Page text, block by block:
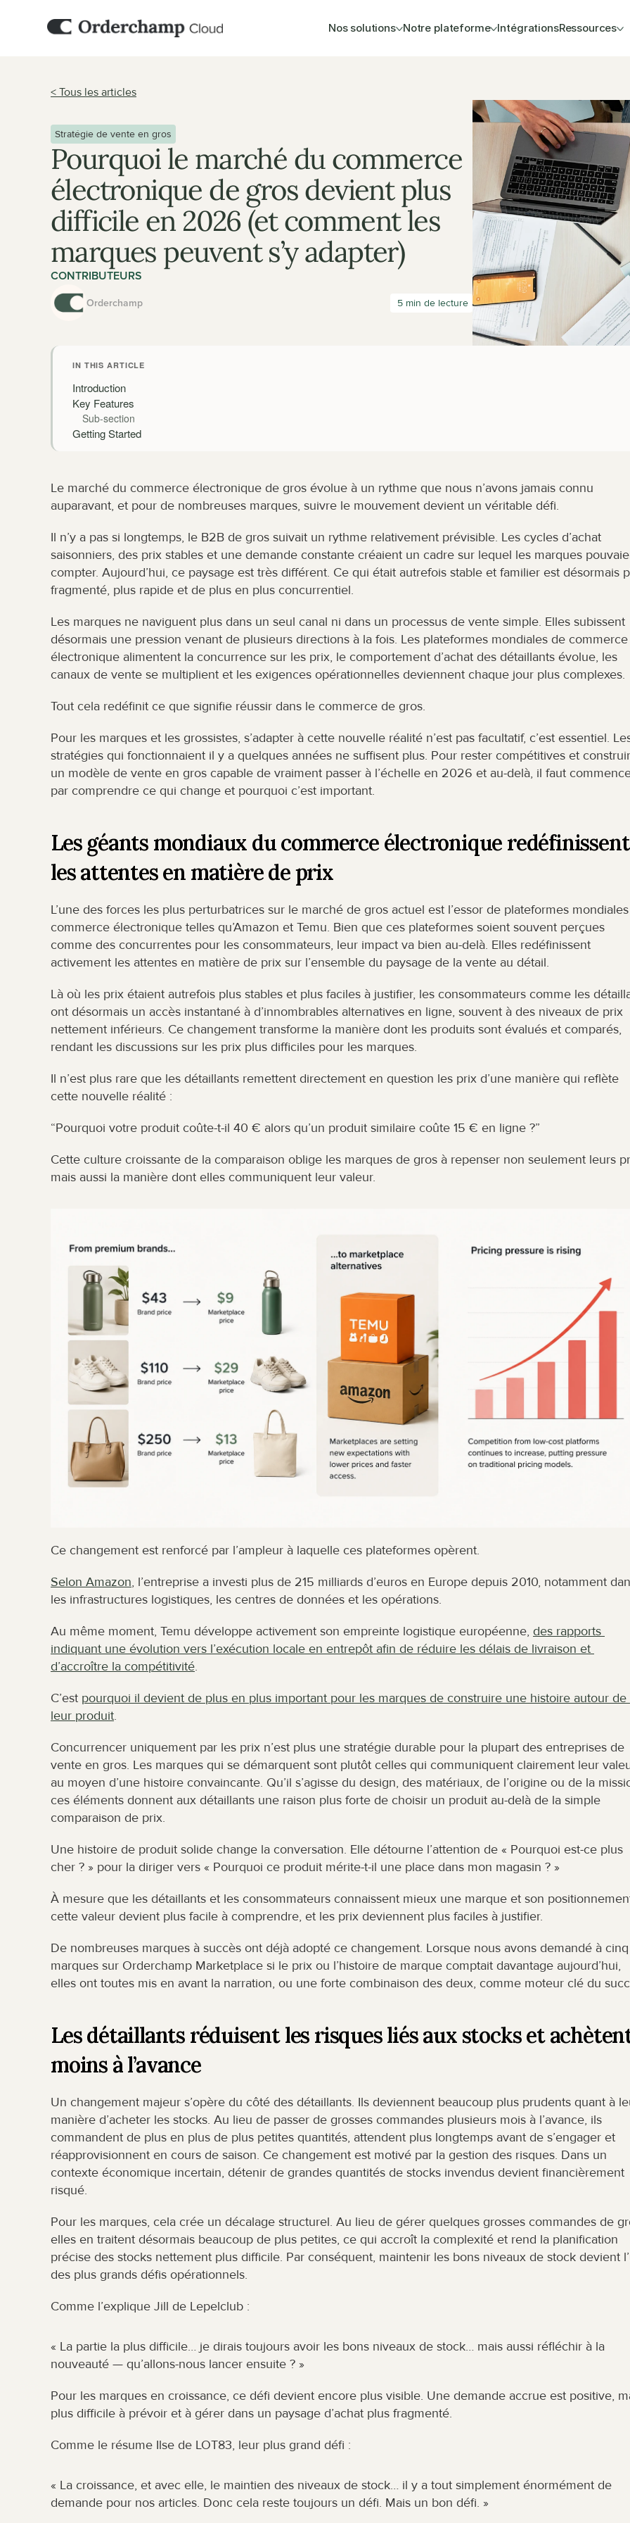
Nos solutions Notre plateforme IntégrationsRessources
< Tous les articles
Stratégie de vente en gros
Pourquoi le marché du commerce
électronique de gros devient plus
difficile en 2026 (et comment les
marques peuvent s’y adapter)
CONTRIBUTEURS
Orderchamp 5 min de lecture
IN THIS ARTICLE
Introduction
Key Features
Sub-section
Getting Started
Le marché du commerce électronique de gros évolue à un rythme que nous n’avons jamais connu
auparavant, et pour de nombreuses marques, suivre le mouvement devient un véritable défi.
Il n’y a pas si longtemps, le B2B de gros suivait un rythme relativement prévisible. Les cycles d’achat
saisonniers, des prix stables et une demande constante créaient un cadre sur lequel les marques
compter. Aujourd’hui, ce paysage est très différent. Ce qui était autrefois stable et familier est désormais
fragmenté, plus rapide et de plus en plus concurrentiel.
Les marques ne naviguent plus dans un seul canal ni dans un processus de vente simple. Elles subissent
désormais une pression venant de plusieurs directions à la fois. Les plateformes mondiales de commerce
électronique alimentent la concurrence sur les prix, le comportement d’achat des détaillants évolue, les
canaux de vente se multiplient et les exigences opérationnelles deviennent chaque jour plus complexes.
Tout cela redéfinit ce que signifie réussir dans le commerce de gros.
Pour les marques et les grossistes, s’adapter à cette nouvelle réalité n’est pas facultatif, c’est essentiel.
stratégies qui fonctionnaient il y a quelques années ne suffisent plus. Pour rester compétitives et
un modèle de vente en gros capable de vraiment passer à l’échelle en 2026 et au-delà, il faut
par comprendre ce qui change et pourquoi c’est important.
Les géants mondiaux du commerce électronique redéfinissent
les attentes en matière de prix
L’une des forces les plus perturbatrices sur le marché de gros actuel est l’essor de plateformes
commerce électronique telles qu’Amazon et Temu. Bien que ces plateformes soient souvent perçues
comme des concurrentes pour les consommateurs, leur impact va bien au-delà. Elles redéfinissent
activement les attentes en matière de prix sur l’ensemble du paysage de la vente au détail.
Là où les prix étaient autrefois plus stables et plus faciles à justifier, les consommateurs comme les
ont désormais un accès instantané à d’innombrables alternatives en ligne, souvent à des niveaux de prix
nettement inférieurs. Ce changement transforme la manière dont les produits sont évalués et comparés,
rendant les discussions sur les prix plus difficiles pour les marques.
Il n’est plus rare que les détaillants remettent directement en question les prix d’une manière qui reflète
cette nouvelle réalité :
“Pourquoi votre produit coûte-t-il 40 € alors qu’un produit similaire coûte 15 € en ligne ?”
Cette culture croissante de la comparaison oblige les marques de gros à repenser non seulement leurs
mais aussi la manière dont elles communiquent leur valeur.
Ce changement est renforcé par l’ampleur à laquelle ces plateformes opèrent.
Selon Amazon, l’entreprise a investi plus de 215 milliards d’euros en Europe depuis 2010, notamment
les infrastructures logistiques, les centres de données et les opérations.
Au même moment, Temu développe activement son empreinte logistique européenne, des rapports
indiquant une évolution vers l’exécution locale en entrepôt afin de réduire les délais de livraison et
d’accroître la compétitivité.
C’est pourquoi il devient de plus en plus important pour les marques de construire une histoire autour de
leur produit.
Concurrencer uniquement par les prix n’est plus une stratégie durable pour la plupart des entreprises de
vente en gros. Les marques qui se démarquent sont plutôt celles qui communiquent clairement leur
au moyen d’une histoire convaincante. Qu’il s’agisse du design, des matériaux, de l’origine ou de la
ces éléments donnent aux détaillants une raison plus forte de choisir un produit au-delà de la simple
comparaison de prix.
Une histoire de produit solide change la conversation. Elle détourne l’attention de « Pourquoi est-ce plus
cher ? » pour la diriger vers « Pourquoi ce produit mérite-t-il une place dans mon magasin ? »
À mesure que les détaillants et les consommateurs connaissent mieux une marque et son
cette valeur devient plus facile à comprendre, et les prix deviennent plus faciles à justifier.
De nombreuses marques à succès ont déjà adopté ce changement. Lorsque nous avons demandé à cinq
marques sur Orderchamp Marketplace si le prix ou l’histoire de marque comptait davantage aujourd’hui,
elles ont toutes mis en avant la narration, ou une forte combinaison des deux, comme moteur clé du
Les détaillants réduisent les risques liés aux stocks et
moins à l’avance
Un changement majeur s’opère du côté des détaillants. Ils deviennent beaucoup plus prudents quant à
manière d’acheter les stocks. Au lieu de passer de grosses commandes plusieurs mois à l’avance, ils
commandent de plus en plus de plus petites quantités, attendent plus longtemps avant de s’engager et
réapprovisionnent en cours de saison. Ce changement est motivé par la gestion des risques. Dans un
contexte économique incertain, détenir de grandes quantités de stocks invendus devient financièrement
risqué.
Pour les marques, cela crée un décalage structurel. Au lieu de gérer quelques grosses commandes de
elles en traitent désormais beaucoup de plus petites, ce qui accroît la complexité et rend la planification
précise des stocks nettement plus difficile. Par conséquent, maintenir les bons niveaux de stock devient
des plus grands défis opérationnels.
Comme l’explique Jill de Lepelclub :
« La partie la plus difficile… je dirais toujours avoir les bons niveaux de stock… mais aussi réfléchir à la
nouveauté — qu’allons-nous lancer ensuite ? »
Pour les marques en croissance, ce défi devient encore plus visible. Une demande accrue est positive,
plus difficile à prévoir et à gérer dans un paysage d’achat plus fragmenté.
Comme le résume Ilse de LOT83, leur plus grand défi :
« La croissance, et avec elle, le maintien des niveaux de stock… il y a tout simplement énormément de
demande pour nos articles. Donc cela reste toujours un défi. Mais un bon défi. »